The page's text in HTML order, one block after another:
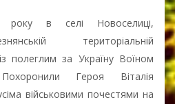
в селі Новоселиці,
територіальній
полеглим за Україну Воїном
Героя Віталія
військовими почестями на